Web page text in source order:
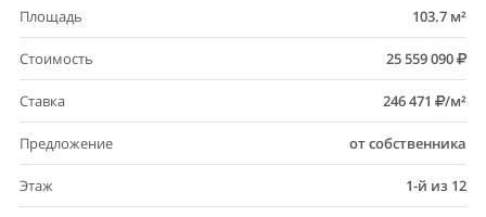
Площадь 103.7 м²
Стоимость 25 559 090
Ставка 246 471 /м²
Предложение от собственника
Этаж 1-й из 12